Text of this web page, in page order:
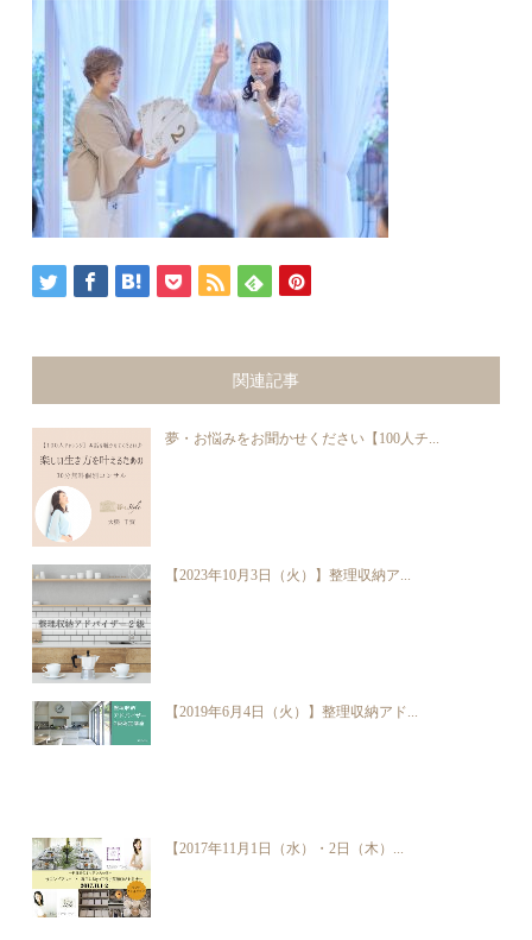
関連記事
夢・お悩みをお聞かせください【100人チ...
【2023年10月3日（火）】整理収納ア...
【2019年6月4日（火）】整理収納アド...
【2017年11月1日（水）・2日（木）...